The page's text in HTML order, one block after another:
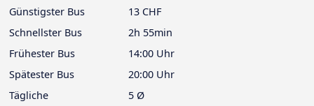
Günstigster Bus
13 CHF
Schnellster Bus
2h 55min
Frühester Bus
14:00 Uhr
Spätester Bus
20:00 Uhr
Tägliche
5 Ø